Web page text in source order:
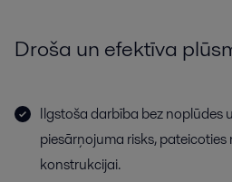
Droša un efektīva
Ilgstoša darbība bez noplūdes
piesārņojuma risks,
konstrukcijai.